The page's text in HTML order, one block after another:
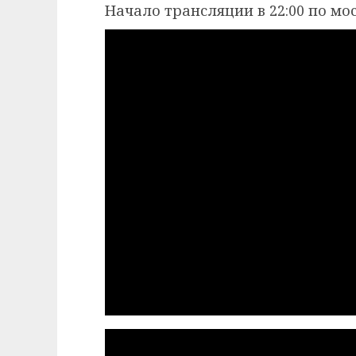
Начало трансляции в 22:00 по